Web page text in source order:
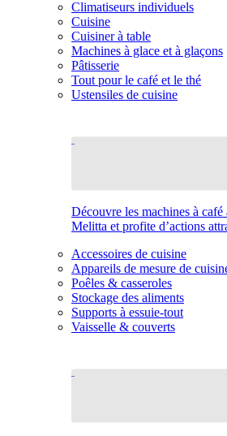
Climatiseurs individuels
Cuisine
Cuisiner à table
Machines à glace et à glaçons
Pâtisserie
Tout pour le café et le thé
Ustensiles de cuisine
Découvre les machines à café
Melitta et profite d’actions
Accessoires de cuisine
Appareils de mesure de
Poêles & casseroles
Stockage des aliments
Supports à essuie-tout
Vaisselle & couverts